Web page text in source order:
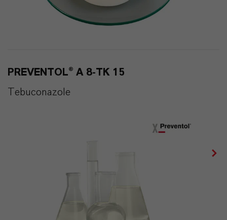
PREVENTOL® A 8-TK 15
Tebuconazole